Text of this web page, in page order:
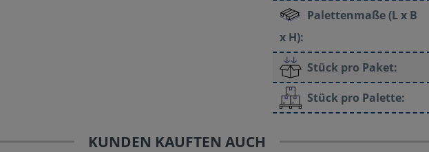
Palettenmaße (L x B
x H):
Stück pro Paket:
Stück pro Palette:
KUNDEN KAUFTEN AUCH